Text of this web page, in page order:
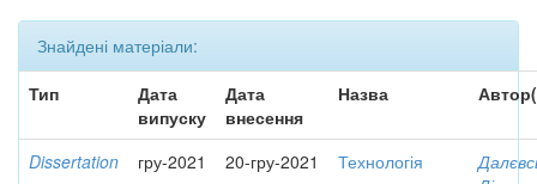
Знайдені матеріали:
Тип
Дата
випуску
Дата
внесення
Назва
Dissertation гру-2021 20-гру-2021
Технологія